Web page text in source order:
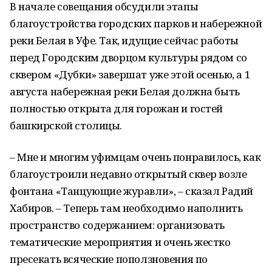
В начале совещания обсудили этапы
благоустройства городских парков и набережной
реки Белая в Уфе. Так, идущие сейчас работы
перед Городским дворцом культуры рядом со
сквером «Дубки» завершат уже этой осенью, а 1
августа набережная реки Белая должна быть
полностью открыта для горожан и гостей
башкирской столицы.
– Мне и многим уфимцам очень понравилось, как
благоустроили недавно открытый сквер возле
фонтана «Танцующие журавли», – сказал Радий
Хабиров. – Теперь там необходимо наполнить
пространство содержанием: организовать
тематические мероприятия и очень жестко
пресекать всяческие поползновения по